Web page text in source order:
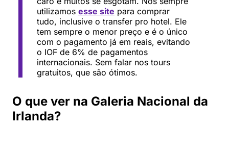
utilizamos esse site para comprar
tudo, inclusive o transfer pro hotel. Ele
tem sempre o menor preço e é o único
com o pagamento já em reais, evitando
o IOF de 6% de pagamentos
internacionais. Sem falar nos tours
gratuitos, que são ótimos.
O que ver na Galeria Nacional da
Irlanda?